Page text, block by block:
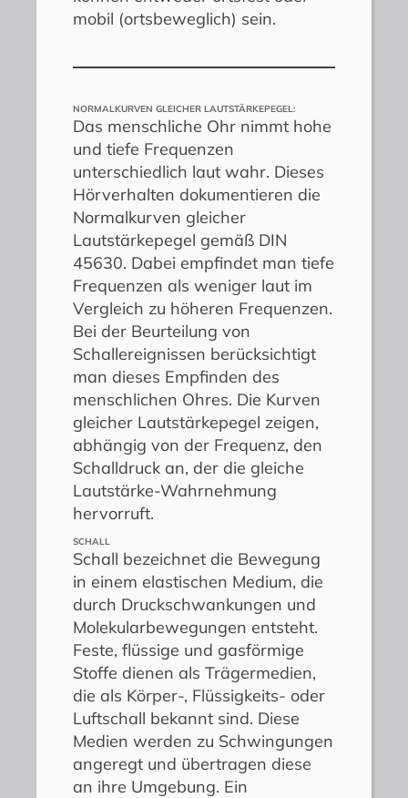
mobil (ortsbeweglich) sein.
NORMALKURVEN GLEICHER LAUTSTÄRKEPEGEL:
Das menschliche Ohr nimmt hohe
und tiefe Frequenzen
unterschiedlich laut wahr. Dieses
Hörverhalten dokumentieren die
Normalkurven gleicher
Lautstärkepegel gemäß DIN
45630. Dabei empfindet man tiefe
Frequenzen als weniger laut im
Vergleich zu höheren Frequenzen.
Bei der Beurteilung von
Schallereignissen berücksichtigt
man dieses Empfinden des
menschlichen Ohres. Die Kurven
gleicher Lautstärkepegel zeigen,
abhängig von der Frequenz, den
Schalldruck an, der die gleiche
Lautstärke-Wahrnehmung
hervorruft.
SCHALL
Schall bezeichnet die Bewegung
in einem elastischen Medium, die
durch Druckschwankungen und
Molekularbewegungen entsteht.
Feste, flüssige und gasförmige
Stoffe dienen als Trägermedien,
die als Körper-, Flüssigkeits- oder
Luftschall bekannt sind. Diese
Medien werden zu Schwingungen
angeregt und übertragen diese
an ihre Umgebung. Ein